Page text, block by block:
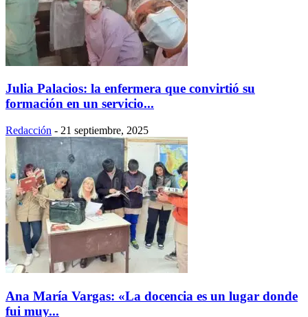
Julia Palacios: la enfermera que convirtió su
formación en un servicio...
Redacción - 21 septiembre, 2025
Ana María Vargas: «La docencia es un lugar donde
fui muy...